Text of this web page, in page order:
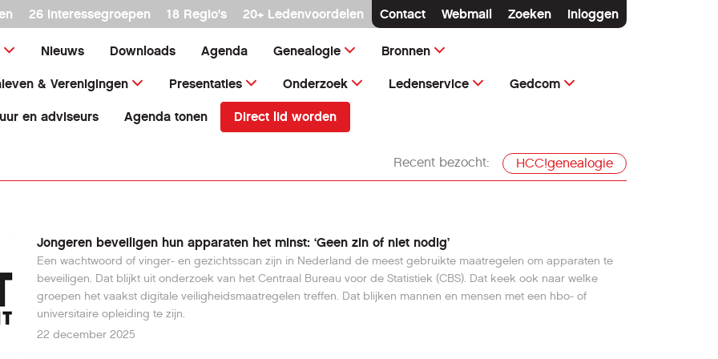
26 interessegroepen 18 Regio's 20+ Ledenvoordelen Contact Webmail Zoeken Inloggen
Nieuws Downloads Agenda Genealogie Bronnen
& Verenigingen Presentaties Onderzoek Ledenservice Gedcom
en adviseurs Agenda tonen Direct lid worden
Recent bezocht: HCC!genealogie
Jongeren beveiligen hun apparaten het minst: ‘Geen zin of niet nodig’
Een wachtwoord of vinger- en gezichtsscan zijn in Nederland de meest gebruikte maatregelen om apparaten te
beveiligen. Dat blijkt uit onderzoek van het Centraal Bureau voor de Statistiek (CBS). Dat keek ook naar welke
groepen het vaakst digitale veiligheidsmaatregelen treffen. Dat blijken mannen en mensen met een hbo- of
universitaire opleiding te zijn.
22 december 2025